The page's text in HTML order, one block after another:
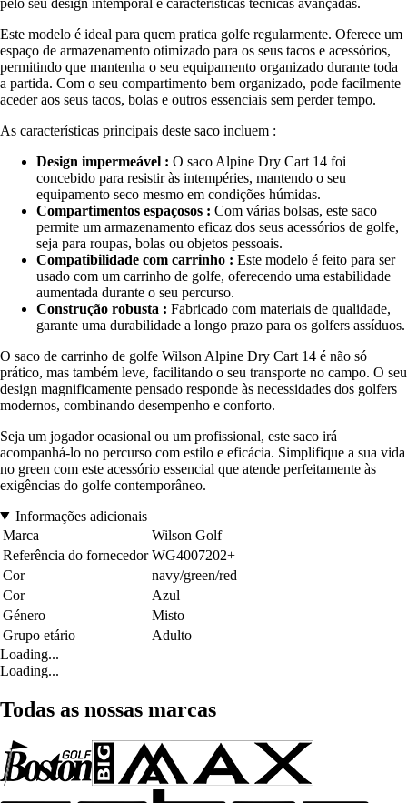
Este modelo é ideal para quem pratica golfe regularmente. Oferece um
espaço de armazenamento otimizado para os seus tacos e acessórios,
permitindo que mantenha o seu equipamento organizado durante toda
a partida. Com o seu compartimento bem organizado, pode facilmente
aceder aos seus tacos, bolas e outros essenciais sem perder tempo.
As características principais deste saco incluem :
Design impermeável : O saco Alpine Dry Cart 14 foi
concebido para resistir às intempéries, mantendo o seu
equipamento seco mesmo em condições húmidas.
Compartimentos espaçosos : Com várias bolsas, este saco
permite um armazenamento eficaz dos seus acessórios de golfe,
seja para roupas, bolas ou objetos pessoais.
Compatibilidade com carrinho : Este modelo é feito para ser
usado com um carrinho de golfe, oferecendo uma estabilidade
aumentada durante o seu percurso.
Construção robusta : Fabricado com materiais de qualidade,
garante uma durabilidade a longo prazo para os golfers assíduos.
O saco de carrinho de golfe Wilson Alpine Dry Cart 14 é não só
prático, mas também leve, facilitando o seu transporte no campo. O seu
design magnificamente pensado responde às necessidades dos golfers
modernos, combinando desempenho e conforto.
Seja um jogador ocasional ou um profissional, este saco irá
acompanhá-lo no percurso com estilo e eficácia. Simplifique a sua vida
no green com este acessório essencial que atende perfeitamente às
exigências do golfe contemporâneo.
Informações adicionais
Marca
Wilson Golf
Referência do fornecedor WG4007202+
Cor
navy/green/red
Cor
Azul
Género
Misto
Grupo etário
Adulto
Loading...
Loading...
Todas as nossas marcas